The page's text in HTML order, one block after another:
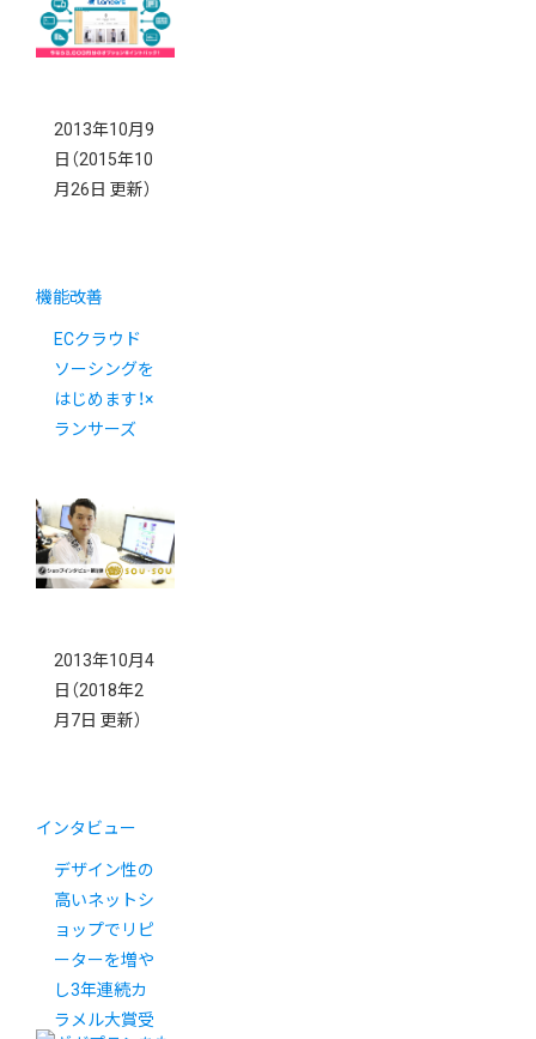
2013年10月9
日 （2015年10
月26日 更新）
機能改善
ECクラウド
ソーシングを
はじめます！×
ランサーズ
2013年10月4
日 （2018年2
月7日 更新）
インタビュー
デザイン性の
高いネットシ
ョップでリピ
ーターを増や
し3年連続カ
ラメル大賞受